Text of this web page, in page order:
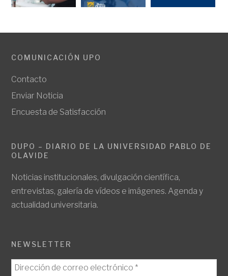
COMUNICACIÓN UPO
Contacto
Enviar Noticia
Encuesta de Satisfacción
DUPO – DIARIO DE LA UNIVERSIDAD PABLO DE
OLAVIDE
Noticias institucionales, divulgación científica,
entrevistas, galería de vídeos e imágenes. Agenda y
actualidad universitaria.
NEWSLETTER